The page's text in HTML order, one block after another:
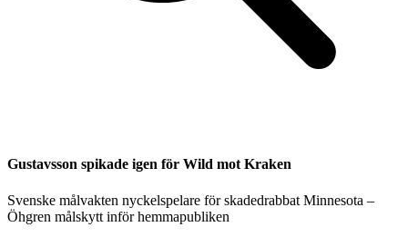
Gustavsson spikade igen för Wild mot Kraken
Svenske målvakten nyckelspelare för skadedrabbat Minnesota –
Öhgren målskytt inför hemmapubliken